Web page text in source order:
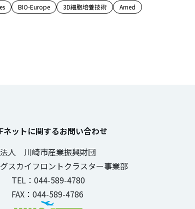
BIO-Europe 3D細胞培養技術 Amed
ネットに関するお問い合わせ
人 川崎市産業振興財団
スカイフロントクラスター事業部
TEL：044-589-4780
FAX：044-589-4786